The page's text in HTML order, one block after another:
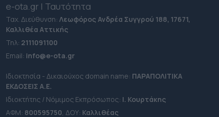
e-ota.gr | Ταυτότητα
Ταχ. Διεύθυνση: Λεωφόρος Ανδρέα Συγγρού 188, 17671,
Καλλιθέα Αττικής
Τηλ: 2111091100
Εmail: info@e-ota.gr
Ιδιοκτησία - Δικαιούχος domain name: ΠΑΡΑΠΟΛΙΤΙΚΑ
ΕΚΔΟΣΕΙΣ A.E.
Ιδιοκτήτης / Νόμιμος Εκπρόσωπος: Ι. Κουρτάκης
ΑΦΜ: 800595750, ΔΟΥ: Καλλιθέας